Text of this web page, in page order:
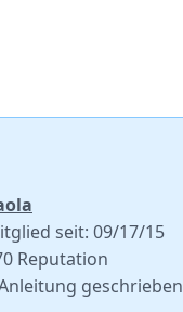
seit: 09/17/15
Reputation
geschrieben